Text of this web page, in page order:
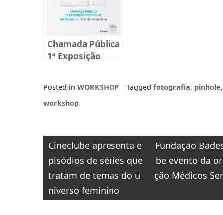
Chamada Pública
1ª Exposição
Posted in WORKSHOP Tagged fotografia, pinhole,
workshop
Navegação
de
Post
Cineclube apresenta e
pisódios de séries que
tratam de temas do u
niverso feminino
Fundação
be evento da
ção Médicos